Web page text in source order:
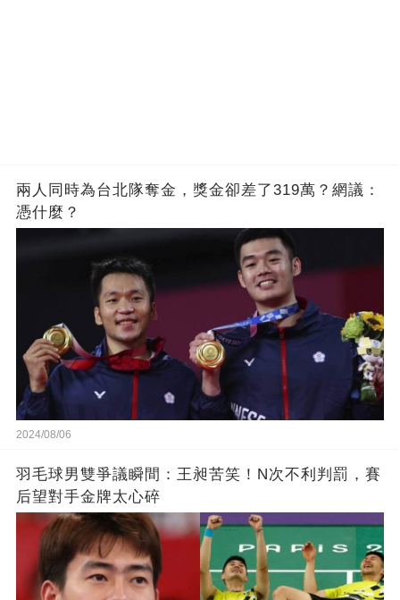
兩人同時為台北隊奪金，獎金卻差了319萬？網議：
憑什麼？
2024/08/06
羽毛球男雙爭議瞬間：王昶苦笑！N次不利判罰，賽
后望對手金牌太心碎